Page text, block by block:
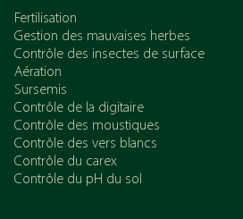
Fertilisation
Gestion des mauvaises herbes
Contrôle des insectes de surface
Aération
Sursemis
Contrôle de la digitaire
Contrôle des moustiques
Contrôle des vers blancs
Contrôle du carex
Contrôle du pH du sol